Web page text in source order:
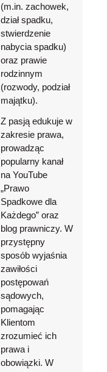
(m.in. zachowek,
dział spadku,
stwierdzenie
nabycia spadku)
oraz prawie
rodzinnym
(rozwody, podział
majątku).
Z pasją edukuje w
zakresie prawa,
prowadząc
popularny kanał
na YouTube
„Prawo
Spadkowe dla
Każdego” oraz
blog prawniczy. W
przystępny
sposób wyjaśnia
zawiłości
postępowań
sądowych,
pomagając
Klientom
zrozumieć ich
prawa i
obowiązki. W